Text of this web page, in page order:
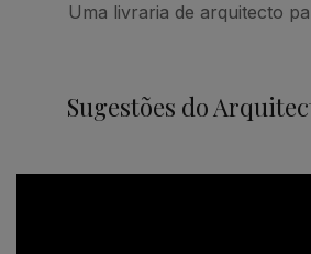
Uma livraria de arquitecto
Sugestões do